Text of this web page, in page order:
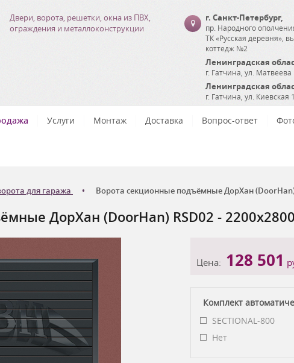
Двери, ворота, решетки, окна из ПВХ,
ограждения и металлоконструкции
г. Санкт-Петербург,
пр. Народного
ТК «Русская деревня»,
коттедж №2
Ленинградская
г. Гатчина ул. Матвеева
Ленинградская
г. Гатчина ул. Киевская
Услуги Монтаж Доставка Вопрос-ответ
для гаража Ворота секционные подъёмные ДорХан (DoorHan)
ДорХан (DoorHan) RSD02 -
Цена: 128 501
Комплект
SECTIONAL-800
Нет